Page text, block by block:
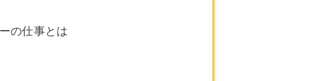
の仕事とは